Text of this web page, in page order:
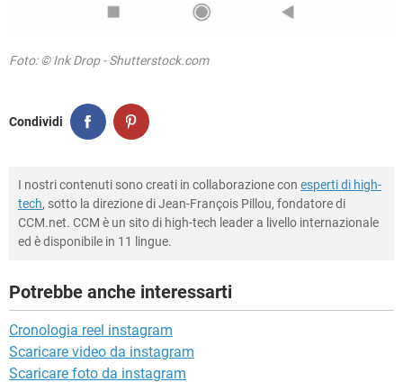
Foto: © Ink Drop - Shutterstock.com
Condividi
I nostri contenuti sono creati in collaborazione con esperti di high-
tech, sotto la direzione di Jean-François Pillou, fondatore di
CCM.net. CCM è un sito di high-tech leader a livello internazionale
ed è disponibile in 11 lingue.
Potrebbe anche interessarti
Cronologia reel instagram
Scaricare video da instagram
Scaricare foto da instagram